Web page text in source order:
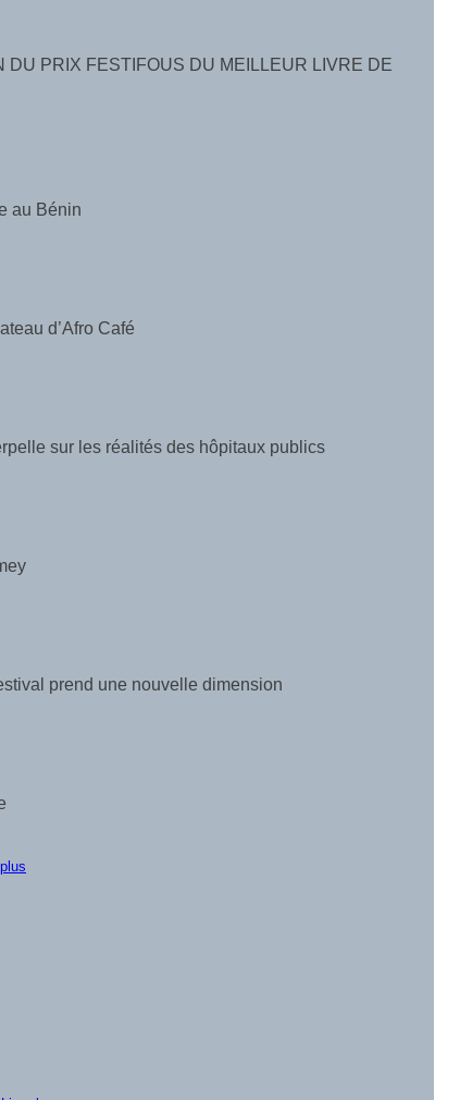
DU PRIX FESTIFOUS DU MEILLEUR LIVRE DE
au Bénin
d’Afro Café
sur les réalités des hôpitaux publics
prend une nouvelle dimension